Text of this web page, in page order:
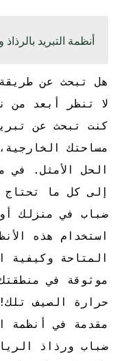
أنظمة التبريد
هل تبحث عن
لا تنظر أبعد من
كنت تبحث عن
مساحتك
الحل الأمثل. في
إلى كل ما تحتاج
ضباب في منزلك
استخدام هذه
المتاحة وكيفية
موثوقة في
حرارة الصيف تلك!
مقدمة في أنظمة
ضباب ورذاذ